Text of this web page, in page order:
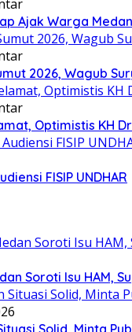
Ajak Warga
2026, Wagub
Optimistis KH
FISIP UNDHAR
Soroti Isu HAM,